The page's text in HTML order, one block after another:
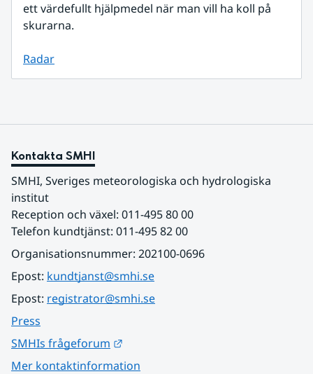
ett värdefullt hjälpmedel när man vill ha koll på
skurarna.
Radar
Kontakta SMHI
SMHI, Sveriges meteorologiska och hydrologiska
institut
Reception och växel: 011-495 80 00
Telefon kundtjänst: 011-495 82 00
Organisationsnummer: 202100-0696
Epost: kundtjanst@smhi.se
Epost: registrator@smhi.se
Press
SMHIs frågeforum
Mer kontaktinformation